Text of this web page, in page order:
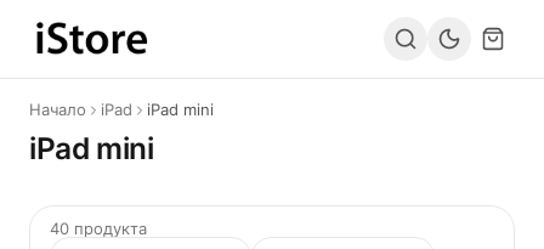
Към съдържанието
Начало iPad iPad mini
iPad mini
40 продукта